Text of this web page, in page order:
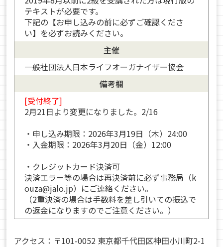
テキストが必要です。
下記の【お申し込みの前に必ずご確認くださ
い】を必ずお読みください。
主催
一般社団法人日本ライフオーガナイザー協会
備考欄
[受付終了]
2月21日より変更になりました。2/16
・申し込み期限：2026年3月19日（木）24:00
・入金期限：2026年3月20日（金）12:00
・クレジットカード決済可
決済エラー等の場合は再決済前に必ず事務局（k
ouza@jalo.jp）にご連絡ください。
（2重決済の場合は手数料を差し引いての振込で
の返金になりますのでご注意ください。）
アクセス：〒101-0052 東京都千代田区神田小川町2-1